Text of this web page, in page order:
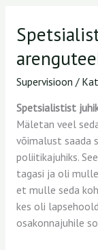
Supervisioon /
Spetsialistist
Mäletan veel
võimalust saada
poliitikajuhiks.
tagasi ja oli
et mulle seda
kes oli
osakonnajuhile
Spetsialistist
juhiks-
see
on